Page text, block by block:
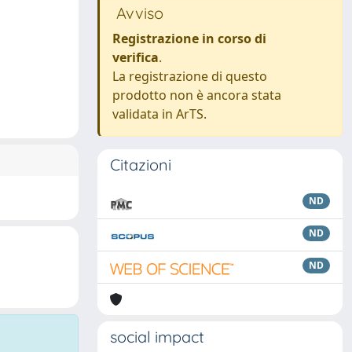
Avviso
Registrazione in corso di
verifica.
La registrazione di questo
prodotto non è ancora stata
validata in ArTS.
Citazioni
ND
ND
ND
social impact